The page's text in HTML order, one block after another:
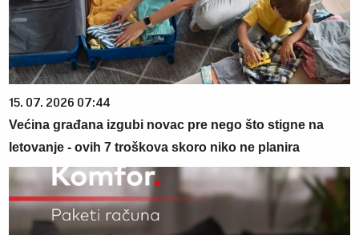
15. 07. 2026 07:44
Većina građana izgubi novac pre nego što stigne na
letovanje - ovih 7 troškova skoro niko ne planira